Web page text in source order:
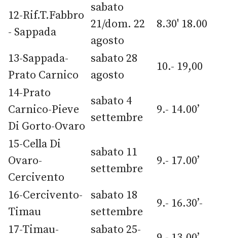
12-Rif.T.Fabbro
- Sappada
sabato
21/dom. 22
agosto
8.30' 18.00
13-Sappada-
Prato Carnico
sabato 28
agosto
10.- 19,00
14-Prato
Carnico-Pieve
Di Gorto-Ovaro
sabato 4
settembre
9.- 14.00’
15-Cella Di
Ovaro-
Cercivento
sabato 11
settembre
9.- 17.00’
16-Cercivento-
Timau
sabato 18
settembre
9.- 16.30’-
17-Timau-
sabato 25-